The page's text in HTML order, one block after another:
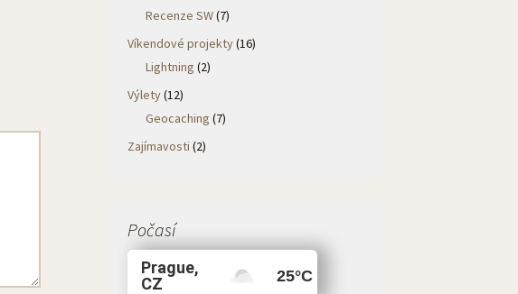
Recenze SW(7)
Víkendové projekty(16)
Lightning (2)
Výlety(12)
Geocaching (7)
Zajímavosti (2)
Počasí
Prague,
CZ
25°C